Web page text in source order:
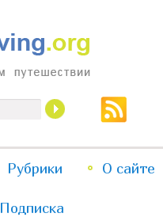
Перейти
к
Перейти
к
Рубрики О сайте
Подписка